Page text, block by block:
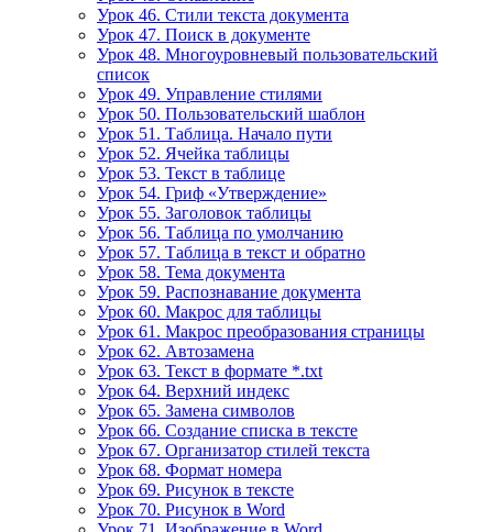
Урок 46. Стили текста документа
Урок 47. Поиск в документе
Урок 48. Многоуровневый пользовательский
список
Урок 49. Управление стилями
Урок 50. Пользовательский шаблон
Урок 51. Таблица. Начало пути
Урок 52. Ячейка таблицы
Урок 53. Текст в таблице
Урок 54. Гриф «Утверждение»
Урок 55. Заголовок таблицы
Урок 56. Таблица по умолчанию
Урок 57. Таблица в текст и обратно
Урок 58. Тема документа
Урок 59. Распознавание документа
Урок 60. Макрос для таблицы
Урок 61. Макрос преобразования страницы
Урок 62. Автозамена
Урок 63. Текст в формате *.txt
Урок 64. Верхний индекс
Урок 65. Замена символов
Урок 66. Создание списка в тексте
Урок 67. Организатор стилей текста
Урок 68. Формат номера
Урок 69. Рисунок в тексте
Урок 70. Рисунок в Word